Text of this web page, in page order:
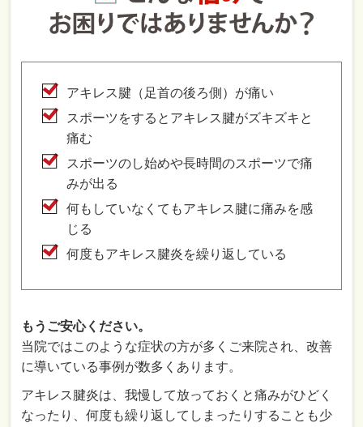
アキレス腱（足首の後ろ側）が痛い
スポーツをするとアキレス腱がズキズキと
痛む
スポーツのし始めや長時間のスポーツで痛
みが出る
何もしていなくてもアキレス腱に痛みを感
じる
何度もアキレス腱炎を繰り返している
もうご安心ください。
当院ではこのような症状の方が多くご来院され、改善
に導いている事例が数多くあります。
アキレス腱炎は、我慢して放っておくと痛みがひどく
なったり、何度も繰り返してしまったりすることも少